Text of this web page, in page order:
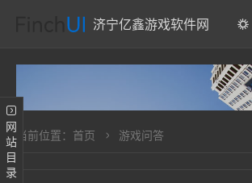
济宁亿鑫游戏软件网
网站目录 当前位置： 首页 游戏问答